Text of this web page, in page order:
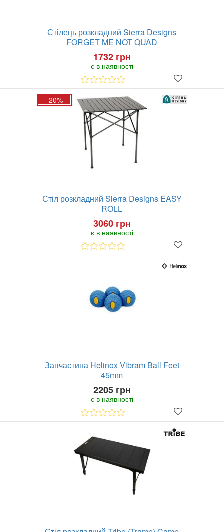
Стілець розкладний Sierra Designs
FORGET ME NOT QUAD
1732 грн
є в наявності
-20%
Стіл розкладний Sierra Designs EASY
ROLL
3060 грн
є в наявності
Запчастина Helinox Vibram Ball Feet
45mm
2205 грн
є в наявності